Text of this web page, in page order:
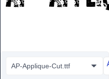
AP-Applique-Cut.ttf